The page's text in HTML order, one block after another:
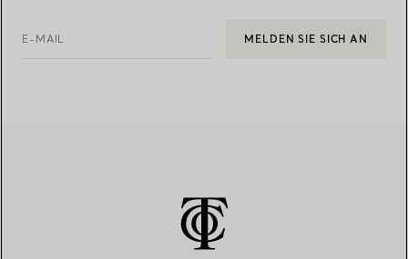
E-MAIL MELDEN SIE SICH AN